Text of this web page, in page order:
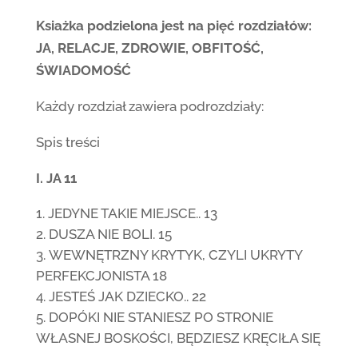
77.00zł.17.00zł.
Ksiażka podzielona jest na pięć rozdziałów:
JA, RELACJE, ZDROWIE, OBFITOŚĆ,
ŚWIADOMOŚĆ
Każdy rozdział zawiera podrozdziały:
Spis treści
I. JA 11
JEDYNE TAKIE MIEJSCE.. 13
DUSZA NIE BOLI. 15
WEWNĘTRZNY KRYTYK, CZYLI UKRYTY
PERFEKCJONISTA 18
JESTEŚ JAK DZIECKO.. 22
DOPÓKI NIE STANIESZ PO STRONIE
WŁASNEJ BOSKOŚCI, BĘDZIESZ KRĘCIŁA SIĘ